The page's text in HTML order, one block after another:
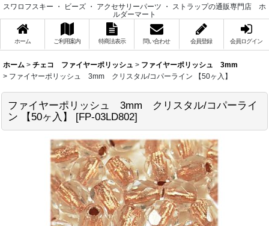
スワロフスキー ・ ビーズ ・ アクセサリーパーツ ・ ストラップの通販専門店 ホ
ルダーマート
ホーム ご利用案内 特商法表示 問い合わせ 会員登録 会員ログイン
ホーム > チェコ ファイヤーポリッシュ > ファイヤーポリッシュ 3mm
> ファイヤーポリッシュ 3mm クリスタル/コパーライン 【50ヶ入】
ファイヤーポリッシュ 3mm クリスタル/コパーライ
ン 【50ヶ入】
[FP-03LD802]